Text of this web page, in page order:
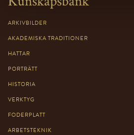
ARKIVBILDER
AKADEMISKA TRADITIONER
HATTAR
PORTRÄTT
HISTORIA
VERKTYG
FODERPLATT
ARBETSTEKNIK